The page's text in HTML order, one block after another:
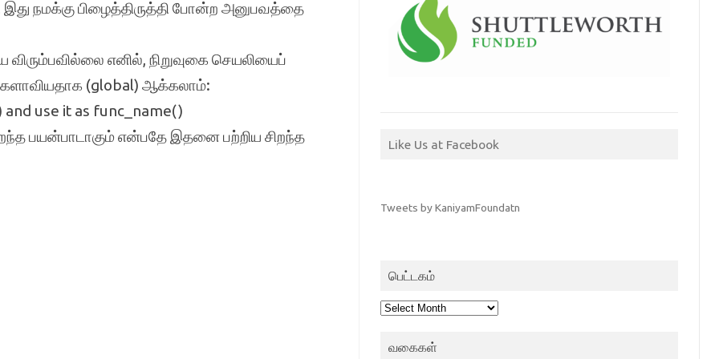
நமக்கு பிழைத்திருத்தி போன்ற அனுபவத்தை
எனில், நிறுவுகை செயலியைப்
(global) ஆக்கலாம்:
use it as func_name()
பயன்பாடாகும் என்பதே இதனை பற்றிய சிறந்த
Like Us at Facebook
Tweets by KaniyamFoundatn
பெட்டகம்
பெட்டகம்
வகைகள்